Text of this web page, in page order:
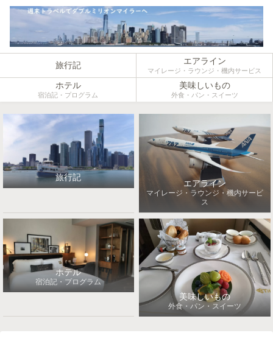
旅行記 エアライン
マイレージ・ラウンジ・機内サービス
ホテル
宿泊記・プログラム
美味しいもの
外食・パン・スイーツ
旅行記
エアライン
マイレージ・ラウンジ・機内サービ
ス
ホテル
宿泊記・プログラム
美味しいもの
外食・パン・スイーツ